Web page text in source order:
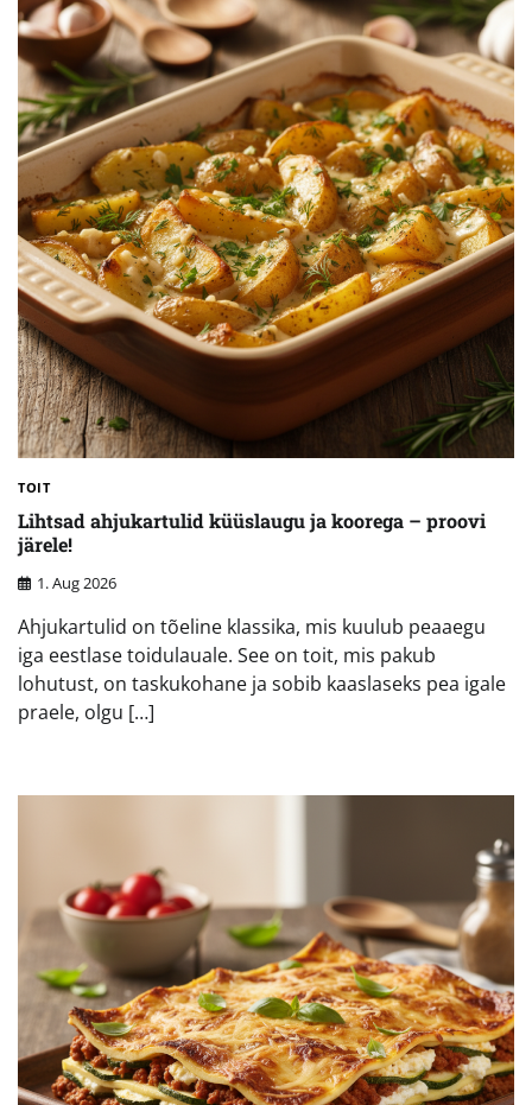
TOIT
Lihtsad ahjukartulid küüslaugu ja koorega – proovi
järele!
1. Aug 2026
Ahjukartulid on tõeline klassika, mis kuulub peaaegu
iga eestlase toidulauale. See on toit, mis pakub
lohutust, on taskukohane ja sobib kaaslaseks pea igale
praele, olgu […]